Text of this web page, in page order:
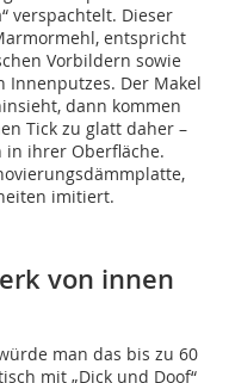
verspachtelt. Dieser
entspricht
Vorbildern sowie
Der Makel
dann kommen
Tick zu glatt daher –
ihrer Oberfläche.
imitiert.
von innen
man das bis zu 60
mit „Dick und Doof“